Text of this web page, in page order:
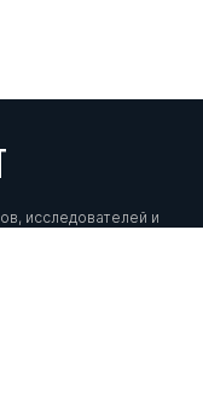
исследователей и